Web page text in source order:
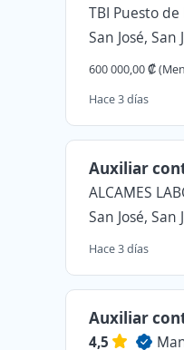
TBI Puesto
San José, San
600 000,00 ₡
Hace 3 días
Auxiliar
San José, San
Hace 3 días
Auxiliar
4,5